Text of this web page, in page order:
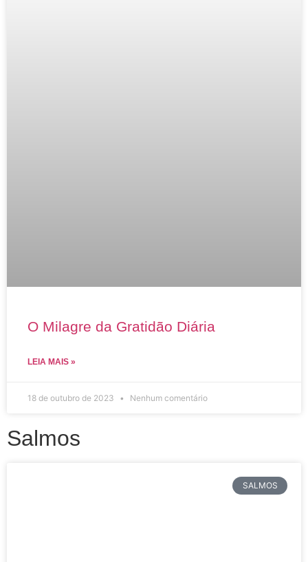
O Milagre da Gratidão Diária
LEIA MAIS »
18 de outubro de 2023 Nenhum comentário
Salmos
SALMOS